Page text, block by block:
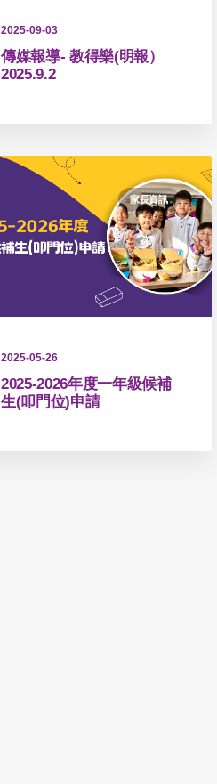
2025-09-03
傳媒報導- 教得樂(明報）
2025.9.2
家長資訊
2025-05-26
2025-2026年度一年級候補
生(叩門位)申請